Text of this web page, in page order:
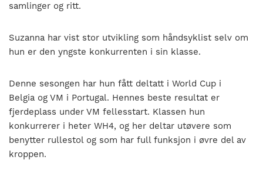
samlinger og ritt.
Suzanna har vist stor utvikling som håndsyklist selv om
hun er den yngste konkurrenten i sin klasse.
Denne sesongen har hun fått deltatt i World Cup i
Belgia og VM i Portugal. Hennes beste resultat er
fjerdeplass under VM fellesstart. Klassen hun
konkurrerer i heter WH4, og her deltar utøvere som
benytter rullestol og som har full funksjon i øvre del av
kroppen.